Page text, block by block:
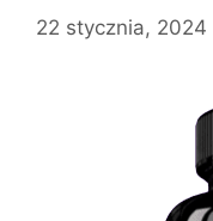
22 stycznia, 2024